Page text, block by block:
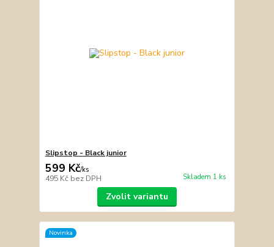
Slipstop - Black junior
599 Kč/ks
495 Kč bez DPH Skladem 1 ks
Zvolit variantu
Novinka